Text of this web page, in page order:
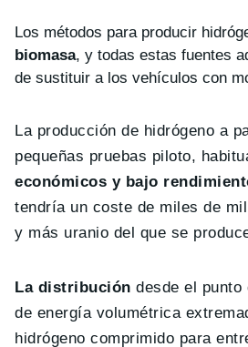
Los métodos para producir
biomasa, y todas estas fuentes
de sustituir a los vehículos con
La producción de hidrógeno a
pequeñas pruebas piloto,
económicos y bajo
tendría un coste de miles de
y más uranio del que se
La distribución desde el punto
de energía volumétrica
hidrógeno comprimido para